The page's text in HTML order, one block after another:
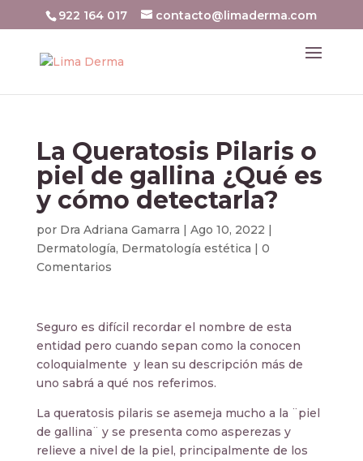
922 164 017 contacto@limaderma.com
La Queratosis Pilaris o
piel de gallina ¿Qué es
y cómo detectarla?
por Dra Adriana Gamarra | Ago 10, 2022 |
Dermatología, Dermatología estética | 0
Comentarios
Seguro es difícil recordar el nombre de esta
entidad pero cuando sepan como la conocen
coloquialmente y lean su descripción más de
uno sabrá a qué nos referimos.
La queratosis pilaris se asemeja mucho a la ¨piel
de gallina¨ y se presenta como asperezas y
relieve a nivel de la piel, principalmente de los